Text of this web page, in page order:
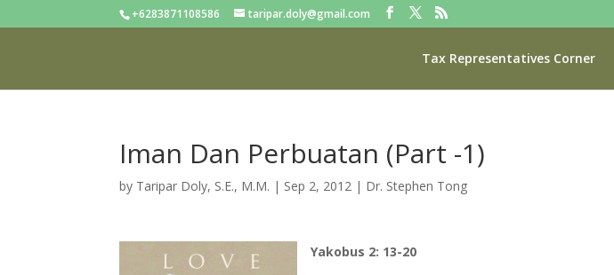
+6283871108586 taripar.doly@gmail.com
Tax Representatives Corner
Iman Dan Perbuatan (Part -1)
by Taripar Doly, S.E., M.M. | Sep 2, 2012 | Dr. Stephen Tong
Yakobus 2: 13-20